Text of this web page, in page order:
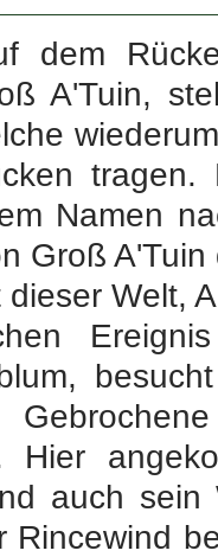
dem
A'Tuin,
tragen.
Namen
Groß
Welt,
Hier
auch
Rincewind